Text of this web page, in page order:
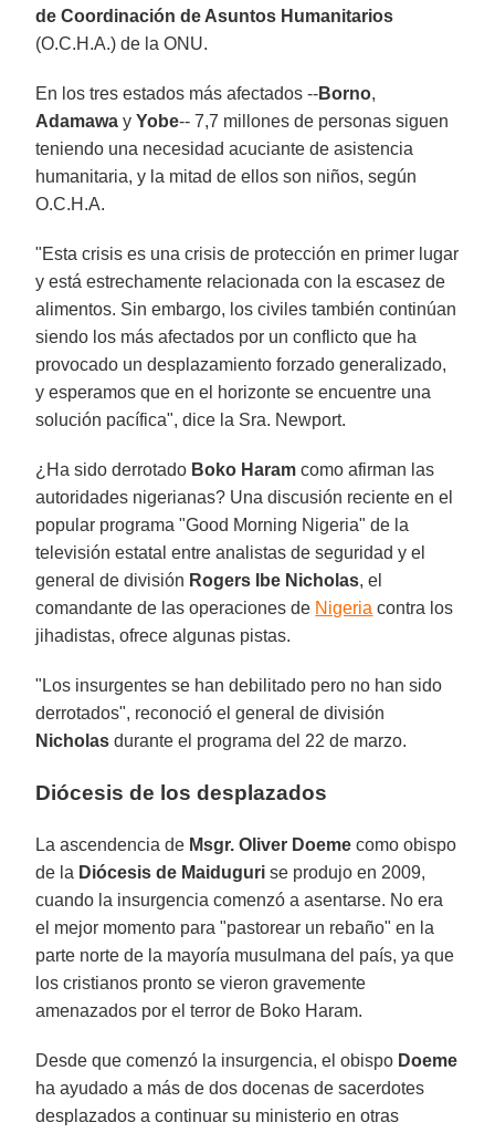
de Coordinación de Asuntos Humanitarios
(O.C.H.A.) de la ONU.
En los tres estados más afectados --Borno,
Adamawa yYobe-- 7,7 millones de personas siguen
teniendo una necesidad acuciante de asistencia
humanitaria, y la mitad de ellos son niños, según
O.C.H.A.
"Esta crisis es una crisis de protección en primer lugar
y está estrechamente relacionada con la escasez de
alimentos. Sin embargo, los civiles también continúan
siendo los más afectados por un conflicto que ha
provocado un desplazamiento forzado generalizado,
y esperamos que en el horizonte se encuentre una
solución pacífica", dice la Sra. Newport.
¿Ha sido derrotado Boko Haram como afirman las
autoridades nigerianas? Una discusión reciente en el
popular programa "Good Morning Nigeria" de la
televisión estatal entre analistas de seguridad y el
general de división Rogers Ibe Nicholas, el
comandante de las operaciones de Nigeria contra los
jihadistas, ofrece algunas pistas.
"Los insurgentes se han debilitado pero no han sido
derrotados", reconoció el general de división
Nicholas durante el programa del 22 de marzo.
Diócesis de los desplazados
La ascendencia de Msgr. Oliver Doeme como obispo
de la Diócesis de Maiduguri se produjo en 2009,
cuando la insurgencia comenzó a asentarse. No era
el mejor momento para "pastorear un rebaño" en la
parte norte de la mayoría musulmana del país, ya que
los cristianos pronto se vieron gravemente
amenazados por el terror de Boko Haram.
Desde que comenzó la insurgencia, el obispo Doeme
ha ayudado a más de dos docenas de sacerdotes
desplazados a continuar su ministerio en otras